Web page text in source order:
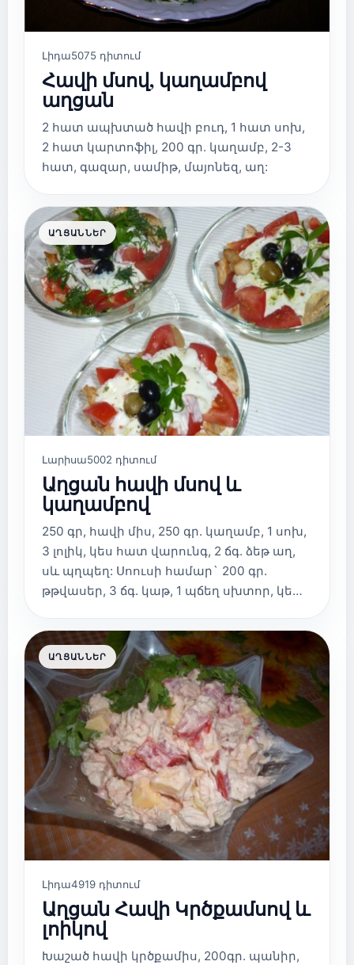
Լիդա5075 դիտում
Հավի մսով, կաղամբով
աղցան
2 հատ ապխտած հավի բուդ, 1 հատ սոխ,
2 հատ կարտոֆիլ, 200 գր. կաղամբ, 2-3
հատ, գազար, սամիթ, մայոնեզ, աղ:
ԱՂՑԱՆՆԵՐ
Լարիսա5002 դիտում
Աղցան հավի մսով և
կաղամբով
250 գր, հավի միս, 250 գր. կաղամբ, 1 սոխ,
3 լոլիկ, կես հատ վարունգ, 2 ճգ. ձեթ աղ,
սև պղպեղ: Սոուսի համար` 200 գր.
թթվասեր, 3 ճգ. կաթ, 1 պճեղ սխտոր, կե…
ԱՂՑԱՆՆԵՐ
Լիդա4919 դիտում
Աղցան Հավի Կրծքամսով և
լոիկով
Խաշած հավի կրծքամիս, 200գր. պանիր,